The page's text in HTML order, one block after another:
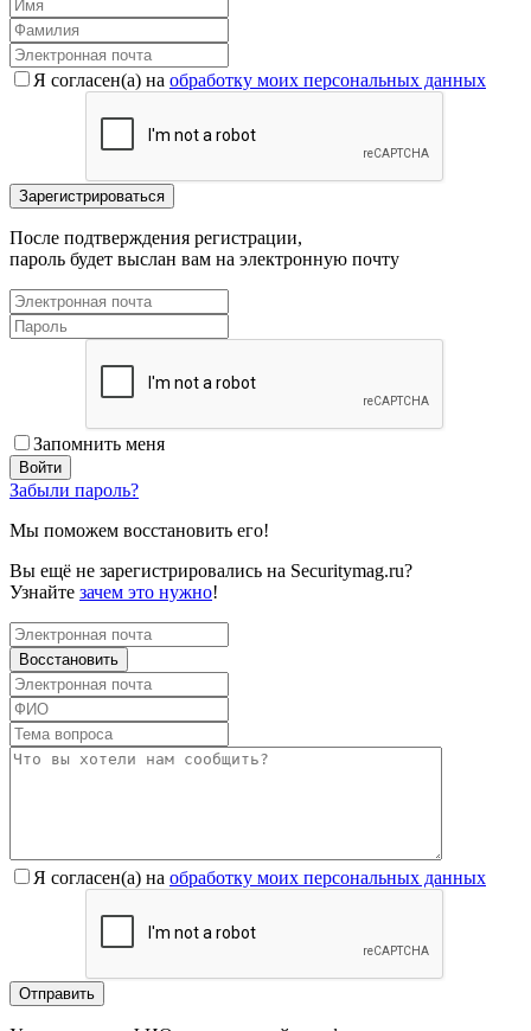
Я согласен(a) на обработку моих персональных данных
После подтверждения регистрации,
пароль будет выслан вам на электронную почту
Запомнить меня
Забыли пароль?
Мы поможем восстановить его!
Вы ещё не зарегистрировались на Securitymag.ru?
Узнайте зачем это нужно!
Я согласен(a) на обработку моих персональных данных